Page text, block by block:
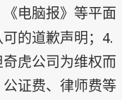
电脑报》等平面
的道歉声明； 4.
虎公司为维权而
证费、律师费等